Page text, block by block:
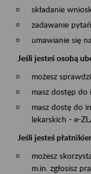
składanie
zadawanie
umawianie się
Jeśli jesteś osobą
możesz
masz dostęp
masz dostę do
lekarskich - e-
Jeśli jesteś
możesz
m.in. zgłosisz